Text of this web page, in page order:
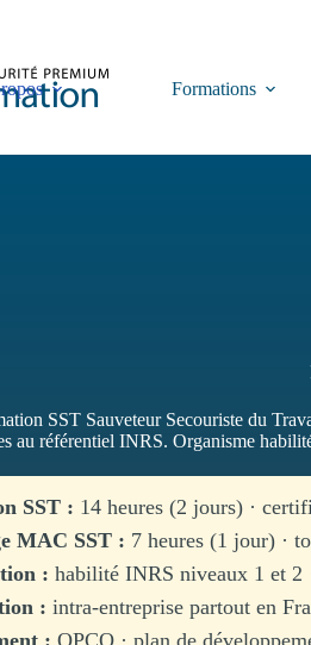
Formations
SST Sauveteur Secouriste du
au référentiel INRS. Organisme
SST : 14 heures (2 jours) ·
MAC SST : 7 heures (1 jour) ·
: habilité INRS niveaux 1 et 2
: intra-entreprise partout en
: OPCO · plan de